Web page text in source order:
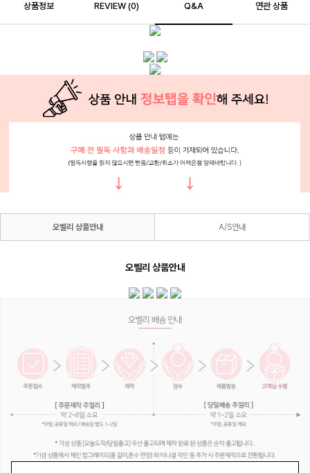
상품정보 REVIEW (0) Q&A 연관 상품
오벨리 상품안내 A/S안내
오벨리 상품안내